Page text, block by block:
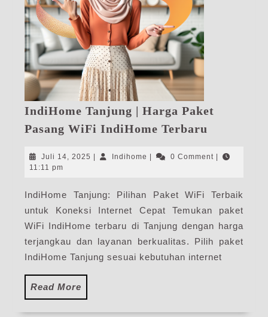
IndiHome Tanjung | Harga Paket
Pasang WiFi IndiHome Terbaru
|
Pasang
WiFi
IndiHome
Terbaru
Juli 14, 2025 Juli
| Indihome Indihome
| 0 Comment |
11:11 pm
IndiHome Tanjung: Pilihan Paket WiFi Terbaik
untuk Koneksi Internet Cepat Temukan paket
WiFi IndiHome terbaru di Tanjung dengan harga
terjangkau dan layanan berkualitas. Pilih paket
IndiHome Tanjung sesuai kebutuhan internet
Read More
More